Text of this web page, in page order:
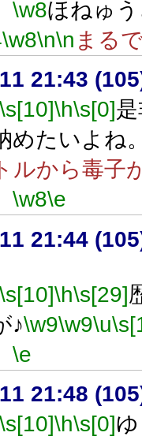
\w8ほねゅ
\w8\n\n まる
21:43
\s[10]\h\s[0]
めたいよね
ルから毒子
\w8\e
21:44
\s[10]\h\s[29]
♪\w9\w9\u
\e
21:48
\s[10]\h\s[0]